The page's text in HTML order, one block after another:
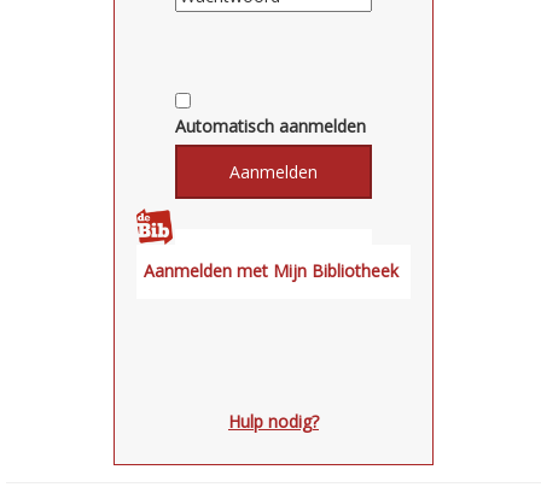
Automatisch aanmelden
Hulp nodig?